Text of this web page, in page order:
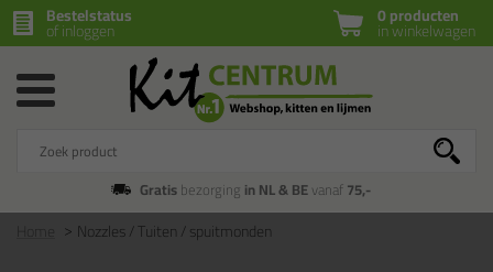
0 producten
in winkelwagen
Bestelstatus
of inloggen
Gratisbezorging in NL & BEvanaf75,-
Nozzles / Tuiten / spuitmonden